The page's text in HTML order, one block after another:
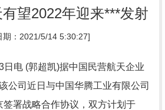
望2022年迎来***发射
期：2021/5/14 5:30:27]
电 (郭超凯)据中国民营航天企业
公司近日与中国华腾工业有限公司
签署战略合作协议，双方计划于